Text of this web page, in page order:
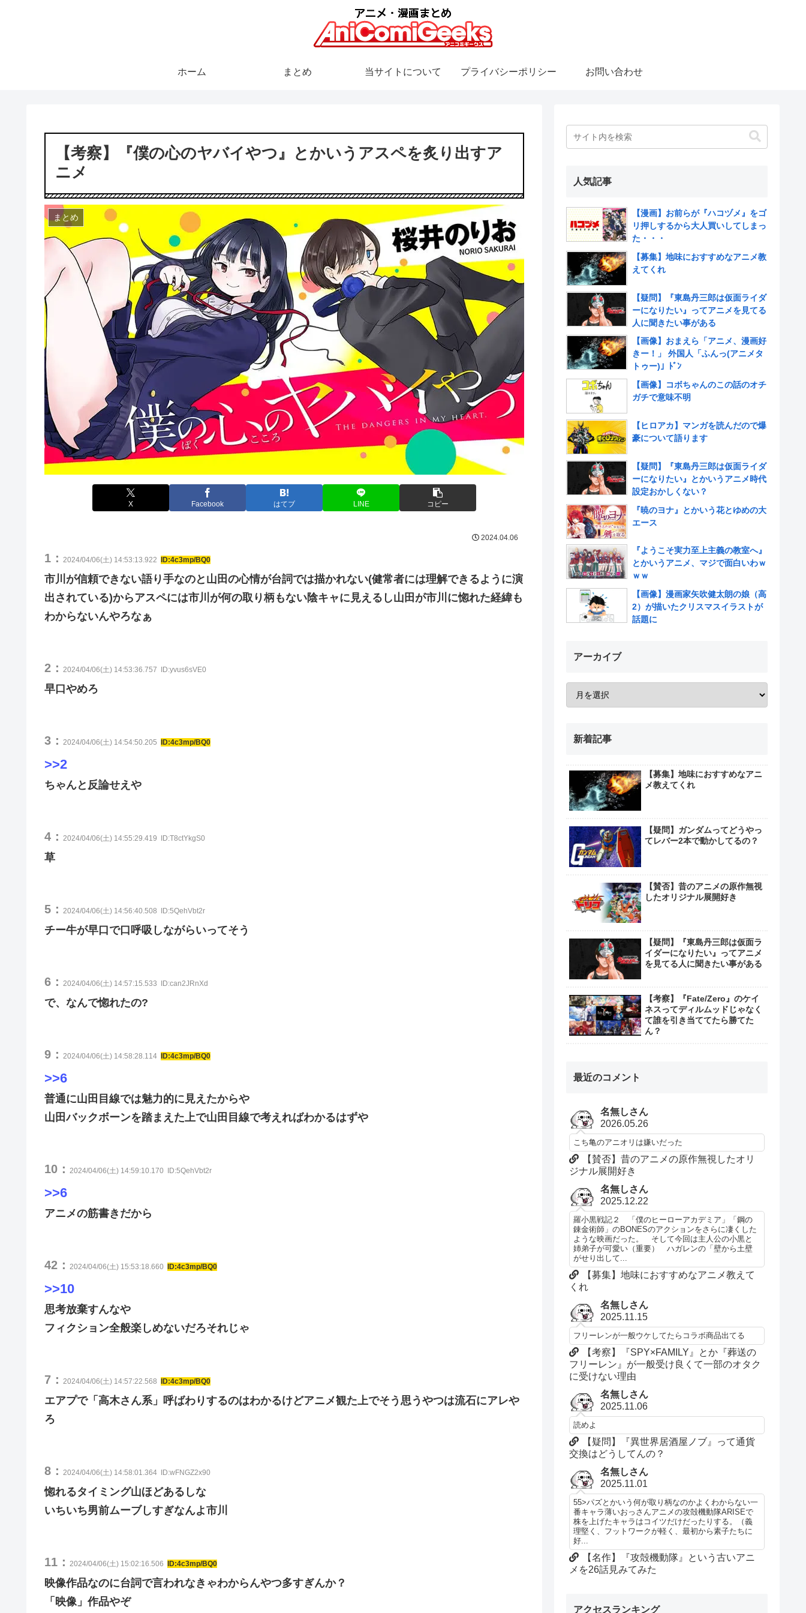
ホーム まとめ 当サイトについて プライバシーポリシー お問い合わせ
【考察】『僕の心のヤバイやつ』とかいうアスペを炙り出すア
ニメ
まとめ
X Facebook はてブ LINE コピー
2024.04.06
1： 2024/04/06(土) 14:53:13.922 ID:4c3mp/BQ0
市川が信頼できない語り手なのと山田の心情が台詞では描かれない(健常者には理解できるように演
出されている)からアスペには市川が何の取り柄もない陰キャに見えるし山田が市川に惚れた経緯も
わからないんやろなぁ
2： 2024/04/06(土) 14:53:36.757 ID:yvus6sVE0
早口やめろ
3： 2024/04/06(土) 14:54:50.205 ID:4c3mp/BQ0
>>2
ちゃんと反論せえや
4： 2024/04/06(土) 14:55:29.419 ID:T8ctYkgS0
草
5： 2024/04/06(土) 14:56:40.508 ID:5QehVbt2r
チー牛が早口で口呼吸しながらいってそう
6： 2024/04/06(土) 14:57:15.533 ID:can2JRnXd
で、なんで惚れたの?
9： 2024/04/06(土) 14:58:28.114 ID:4c3mp/BQ0
>>6
普通に山田目線では魅力的に見えたからや
山田バックボーンを踏まえた上で山田目線で考えればわかるはずや
10： 2024/04/06(土) 14:59:10.170 ID:5QehVbt2r
>>6
アニメの筋書きだから
42： 2024/04/06(土) 15:53:18.660 ID:4c3mp/BQ0
>>10
思考放棄すんなや
フィクション全般楽しめないだろそれじゃ
7： 2024/04/06(土) 14:57:22.568 ID:4c3mp/BQ0
エアプで「高木さん系」呼ばわりするのはわかるけどアニメ観た上でそう思うやつは流石にアレや
ろ
8： 2024/04/06(土) 14:58:01.364 ID:wFNGZ2x90
惚れるタイミング山ほどあるしな
いちいち男前ムーブしすぎなんよ市川
11： 2024/04/06(土) 15:02:16.506 ID:4c3mp/BQ0
映像作品なのに台詞で言われなきゃわからんやつ多すぎんか？
「映像」作品やぞ
人気記事
【漫画】お前らが『ハコヅメ』をゴ
リ押しするから大人買いしてしまっ
た・・・
【募集】地味におすすめなアニメ教
えてくれ
【疑問】『東島丹三郎は仮面ライダ
ーになりたい』ってアニメを見てる
人に聞きたい事がある
【画像】おまえら「アニメ、漫画好
きー！」 外国人「ふんっ(アニメタ
トゥー)」ﾄﾞﾝ
【画像】コボちゃんのこの話のオチ
ガチで意味不明
【ヒロアカ】マンガを読んだので爆
豪について語ります
【疑問】『東島丹三郎は仮面ライダ
ーになりたい』とかいうアニメ時代
設定おかしくない？
『暁のヨナ』とかいう花とゆめの大
エース
『ようこそ実力至上主義の教室へ』
とかいうアニメ、マジで面白いわｗ
ｗｗ
【画像】漫画家矢吹健太朗の娘（高
2）が描いたクリスマスイラストが
話題に
アーカイブ
新着記事
【募集】地味におすすめなアニ
メ教えてくれ
【疑問】ガンダムってどうやっ
てレバー2本で動かしてるの？
【賛否】昔のアニメの原作無視
したオリジナル展開好き
【疑問】『東島丹三郎は仮面ラ
イダーになりたい』ってアニメ
を見てる人に聞きたい事がある
【考察】『Fate/Zero』のケイ
ネスってディルムッドじゃなく
て誰を引き当ててたら勝てた
ん？
最近のコメント
名無しさん
2026.05.26
こち亀のアニオリは嫌いだった
【賛否】昔のアニメの原作無視したオリ
ジナル展開好き
名無しさん
2025.12.22
羅小黒戦記２ 「僕のヒーローアカデミア」「鋼の
錬金術師」のBONESのアクションをさらに凄くした
ような映画だった。 そして今回は主人公の小黒と
姉弟子が可愛い（重要） ハガレンの「壁から土壁
がせり出して...
【募集】地味におすすめなアニメ教えて
くれ
名無しさん
2025.11.15
フリーレンが一般ウケしてたらコラボ商品出てる
【考察】『SPY×FAMILY』とか『葬送の
フリーレン』が一般受け良くて一部のオタク
に受けない理由
名無しさん
2025.11.06
読めよ
【疑問】『異世界居酒屋ノブ』って通貨
交換はどうしてんの？
名無しさん
2025.11.01
55>パズとかいう何が取り柄なのかよくわからない一
番キャラ薄いおっさんアニメの攻殻機動隊ARISEで
株を上げたキャラはコイツだけだったりする。（義
理堅く、フットワークが軽く、最初から素子たちに
好...
【名作】『攻殻機動隊』という古いアニ
メを26話見みてみた
アクセスランキング